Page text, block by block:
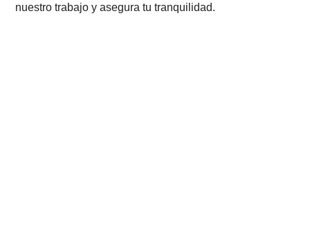
nuestro trabajo y asegura tu tranquilidad.